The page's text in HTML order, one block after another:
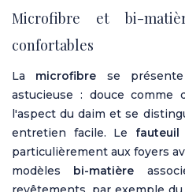
Microfibre et bi-
confortables
La microfibre se
astucieuse : douce comme
l'aspect du daim et se
entretien facile. Le
particulièrement aux foyers
modèles bi-matière